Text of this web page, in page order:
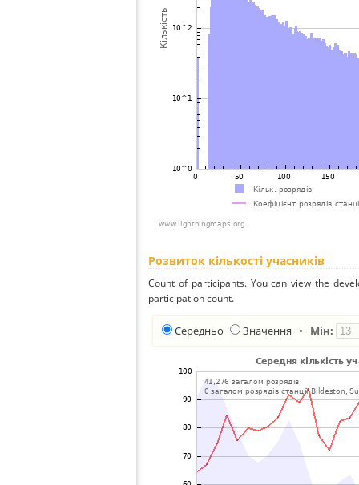
Розвиток кількості учасників
Count of participants. You can view the
participation count.
Середньо Значення • Мін: